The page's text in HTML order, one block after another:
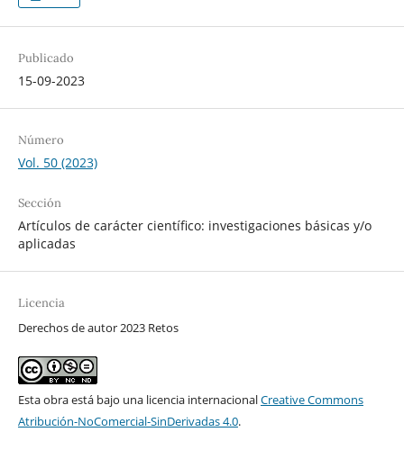
Publicado
15-09-2023
Número
Vol. 50 (2023)
Sección
Artículos de carácter científico: investigaciones básicas y/o
aplicadas
Licencia
Derechos de autor 2023 Retos
Esta obra está bajo una licencia internacionalCreative Commons
Atribución-NoComercial-SinDerivadas 4.0.